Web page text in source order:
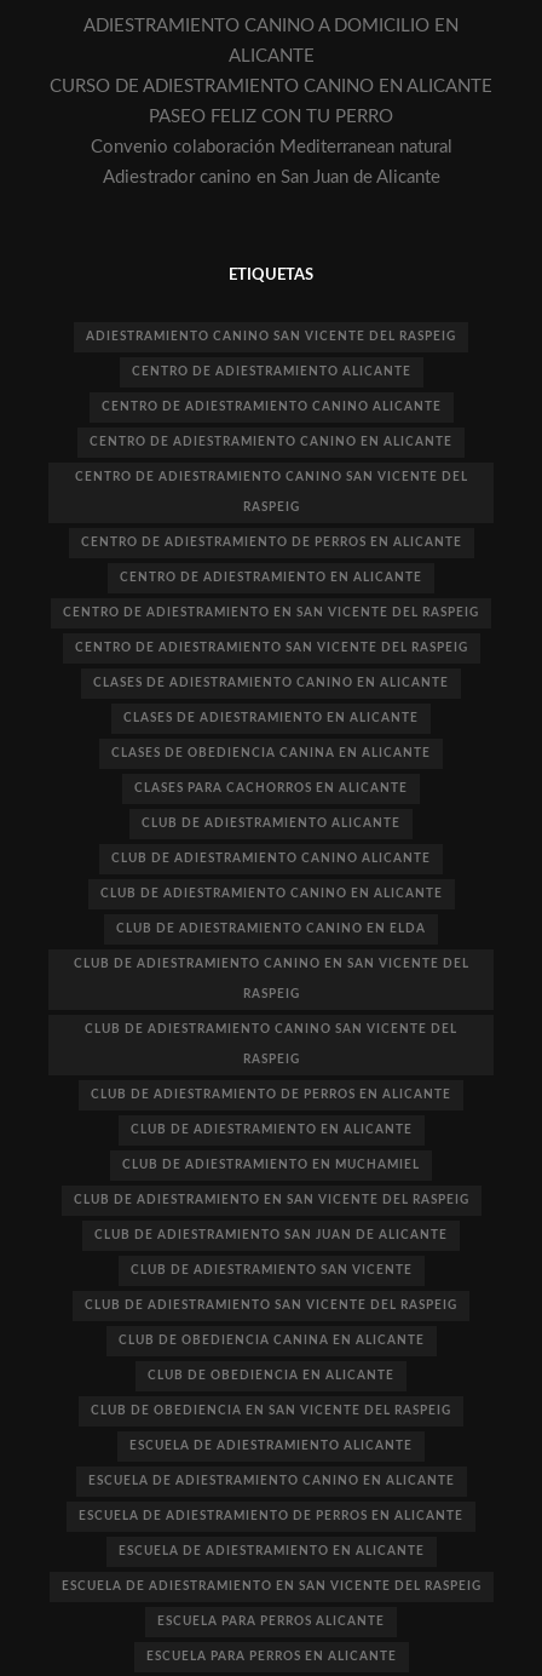
ADIESTRAMIENTO CANINO A DOMICILIO EN
ALICANTE
CURSO DE ADIESTRAMIENTO CANINO EN ALICANTE
PASEO FELIZ CON TU PERRO
Convenio colaboración Mediterranean natural
Adiestrador canino en San Juan de Alicante
ETIQUETAS
ADIESTRAMIENTO CANINO SAN VICENTE DEL RASPEIG
CENTRO DE ADIESTRAMIENTO ALICANTE
CENTRO DE ADIESTRAMIENTO CANINO ALICANTE
CENTRO DE ADIESTRAMIENTO CANINO EN ALICANTE
CENTRO DE ADIESTRAMIENTO CANINO SAN VICENTE DEL
RASPEIG
CENTRO DE ADIESTRAMIENTO DE PERROS EN ALICANTE
CENTRO DE ADIESTRAMIENTO EN ALICANTE
CENTRO DE ADIESTRAMIENTO EN SAN VICENTE DEL RASPEIG
CENTRO DE ADIESTRAMIENTO SAN VICENTE DEL RASPEIG
CLASES DE ADIESTRAMIENTO CANINO EN ALICANTE
CLASES DE ADIESTRAMIENTO EN ALICANTE
CLASES DE OBEDIENCIA CANINA EN ALICANTE
CLASES PARA CACHORROS EN ALICANTE
CLUB DE ADIESTRAMIENTO ALICANTE
CLUB DE ADIESTRAMIENTO CANINO ALICANTE
CLUB DE ADIESTRAMIENTO CANINO EN ALICANTE
CLUB DE ADIESTRAMIENTO CANINO EN ELDA
CLUB DE ADIESTRAMIENTO CANINO EN SAN VICENTE DEL
RASPEIG
CLUB DE ADIESTRAMIENTO CANINO SAN VICENTE DEL
RASPEIG
CLUB DE ADIESTRAMIENTO DE PERROS EN ALICANTE
CLUB DE ADIESTRAMIENTO EN ALICANTE
CLUB DE ADIESTRAMIENTO EN MUCHAMIEL
CLUB DE ADIESTRAMIENTO EN SAN VICENTE DEL RASPEIG
CLUB DE ADIESTRAMIENTO SAN JUAN DE ALICANTE
CLUB DE ADIESTRAMIENTO SAN VICENTE
CLUB DE ADIESTRAMIENTO SAN VICENTE DEL RASPEIG
CLUB DE OBEDIENCIA CANINA EN ALICANTE
CLUB DE OBEDIENCIA EN ALICANTE
CLUB DE OBEDIENCIA EN SAN VICENTE DEL RASPEIG
ESCUELA DE ADIESTRAMIENTO ALICANTE
ESCUELA DE ADIESTRAMIENTO CANINO EN ALICANTE
ESCUELA DE ADIESTRAMIENTO DE PERROS EN ALICANTE
ESCUELA DE ADIESTRAMIENTO EN ALICANTE
ESCUELA DE ADIESTRAMIENTO EN SAN VICENTE DEL RASPEIG
ESCUELA PARA PERROS ALICANTE
ESCUELA PARA PERROS EN ALICANTE